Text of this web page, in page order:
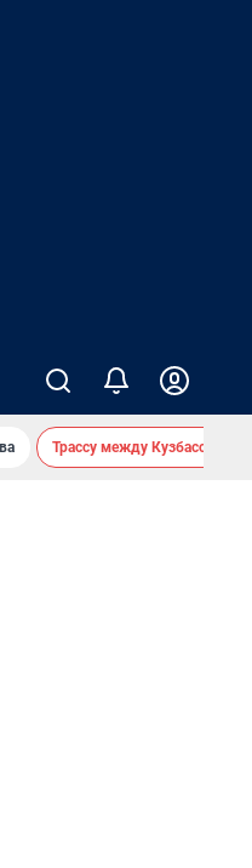
Трассу между Кузбассом и